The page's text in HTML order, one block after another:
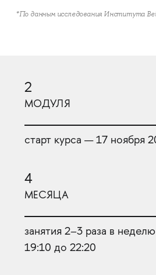
*По данным исследования Института
2
МОДУЛЯ
старт курса — 17 ноября
4
МЕСЯЦА
занятия 2–3 раза в
19:10 до 22:20